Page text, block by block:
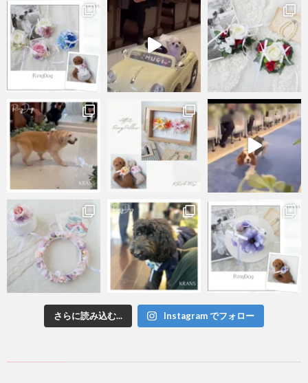
さらに読み込む... Instagram でフォロー